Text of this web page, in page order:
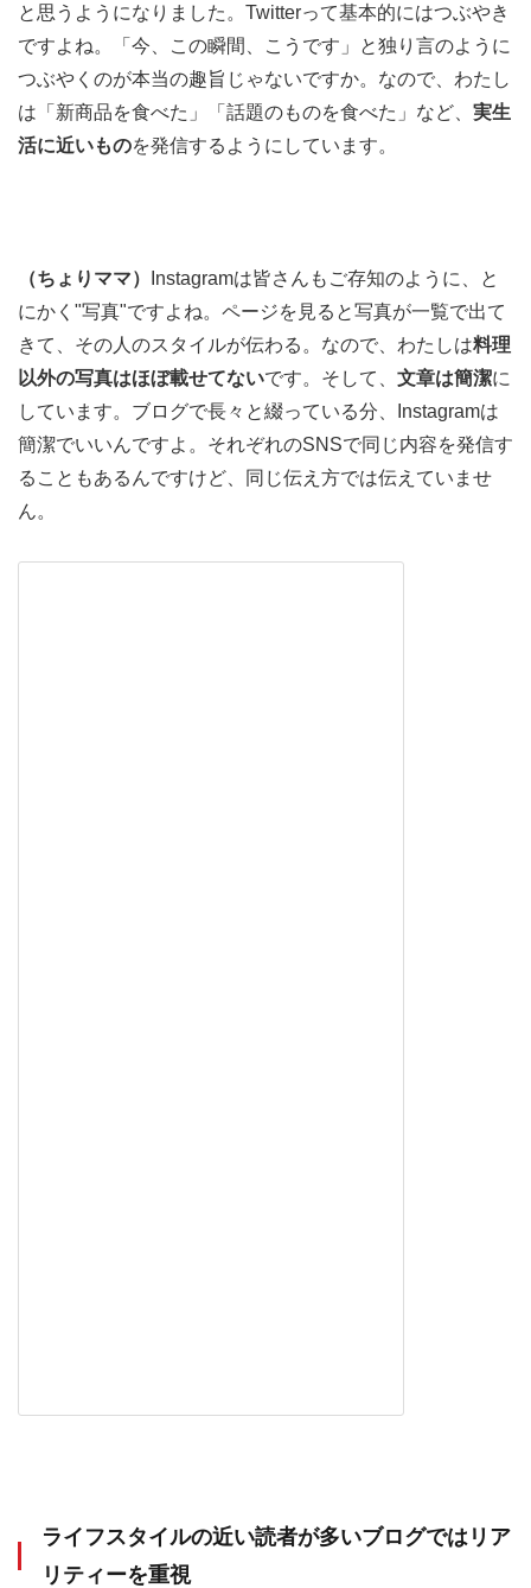
と思うようになりました。Twitterって基本的にはつぶやき
ですよね。「今、この瞬間、こうです」と独り言のように
つぶやくのが本当の趣旨じゃないですか。なので、わたし
は「新商品を食べた」「話題のものを食べた」など、 実生
活に近いものを発信するようにしています。
（ちょりママ）
Instagramは皆さんもご存知のように、と
にかく"写真"ですよね。ページを見ると写真が一覧で出て
きて、その人のスタイルが伝わる。なので、わたしは料理
以外の写真はほぼ載せてないです。そして、 文章は簡潔に
しています。ブログで長々と綴っている分、Instagramは
簡潔でいいんですよ。それぞれのSNSで同じ内容を発信す
ることもあるんですけど、同じ伝え方では伝えていませ
ん。
ライフスタイルの近い読者が多いブログではリア
リティーを重視